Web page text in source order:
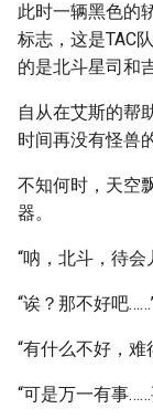
此时一辆黑色的
标志，这是TAC
的是北斗星司和
自从在艾斯的帮
时间再没有怪兽
不知何时，天空
器。
“呐，北斗，待
“诶？那不好吧
“有什么不好，
“可是万一有事